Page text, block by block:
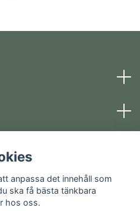
anpassa det innehåll som
ska få bästa tänkbara
hos oss.